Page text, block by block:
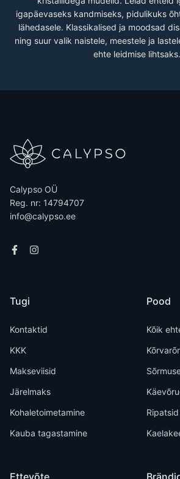
igapäevaseks kandmiseks, pidulikuks
lähedasele. Klassikalised ja moodsad
ning suur valik naistele, meestele ja
ehte leidmise lihtsaks.
Calypso OÜ
Reg. nr: 14794707
info@calypso.ee
Tugi
Kontaktid
KKK
Makseviisid
Järelmaks
Kohaletoimetamine
Kauba tagastamine
Ettevõte
Pood
Kõik
Ripatsid